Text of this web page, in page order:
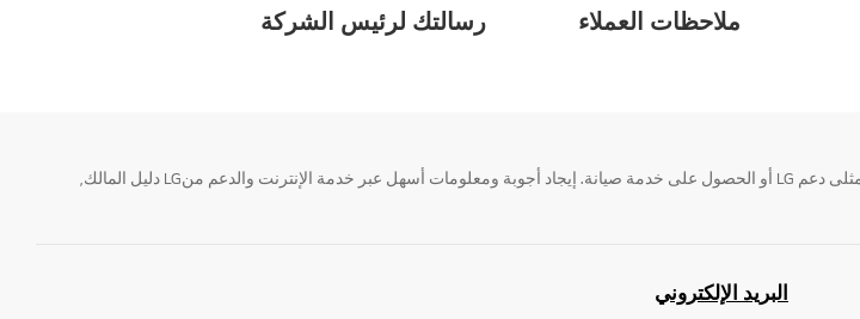
ملاحظات العملاء رسالتك لرئيس الشركة
تحتاج معلومة؟ او لديك سؤال ؟ يمكننا المساعدة. سواء كنت فى حاجة الى حجز منتجك او التواصل مع احد ممثلى دعم LG أو الحصول على خدمة صيانة. إيجاد أجوبة ومعلومات أسهل عبر خدمة الإنترنت والدعم منLG دليل المالك,
البريد الإلكتروني